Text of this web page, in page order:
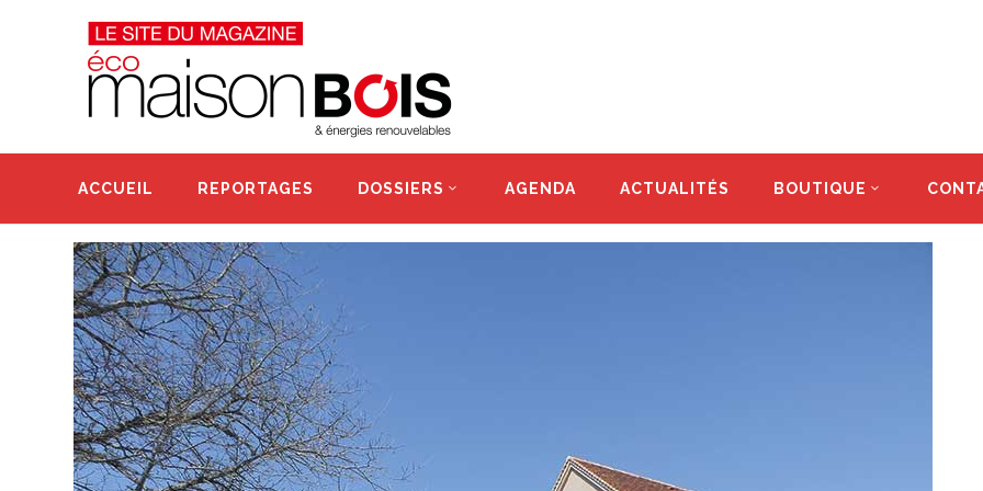
ACCUEIL REPORTAGES DOSSIERS AGENDA ACTUALITÉS BOUTIQUE